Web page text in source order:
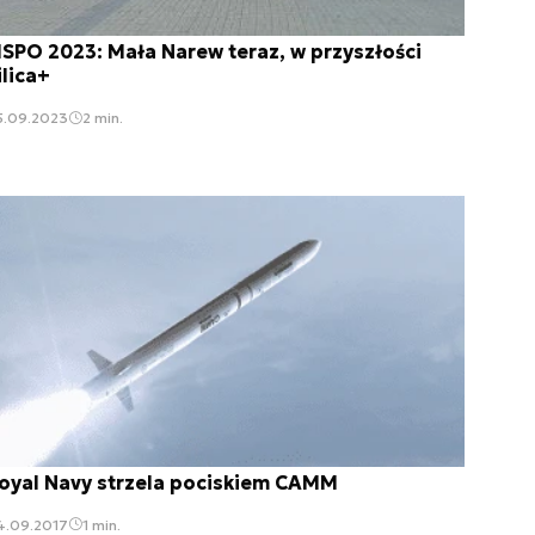
2023: Mała Narew teraz, w przyszłości
2 min.
Navy strzela pociskiem CAMM
1 min.